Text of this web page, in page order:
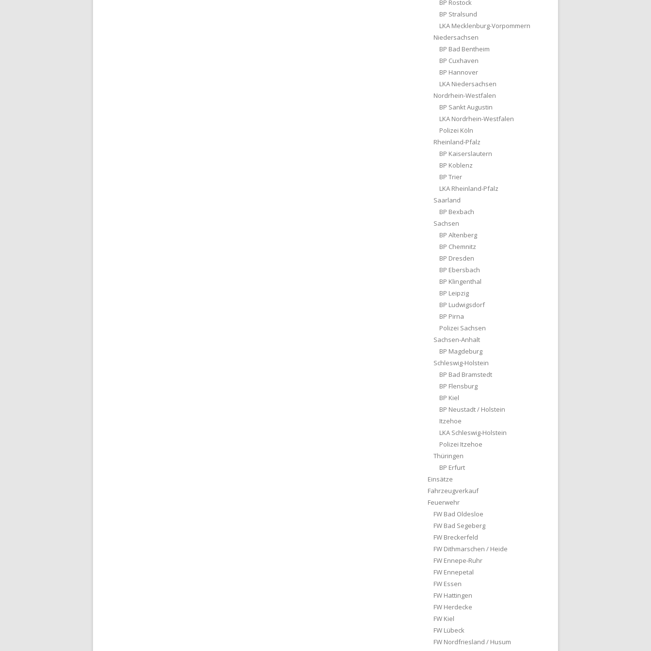
BP Rostock
BP Stralsund
LKA Mecklenburg-Vorpommern
Niedersachsen
BP Bad Bentheim
BP Cuxhaven
BP Hannover
LKA Niedersachsen
Nordrhein-Westfalen
BP Sankt Augustin
LKA Nordrhein-Westfalen
Polizei Köln
Rheinland-Pfalz
BP Kaiserslautern
BP Koblenz
BP Trier
LKA Rheinland-Pfalz
Saarland
BP Bexbach
Sachsen
BP Altenberg
BP Chemnitz
BP Dresden
BP Ebersbach
BP Klingenthal
BP Leipzig
BP Ludwigsdorf
BP Pirna
Polizei Sachsen
Sachsen-Anhalt
BP Magdeburg
Schleswig-Holstein
BP Bad Bramstedt
BP Flensburg
BP Kiel
BP Neustadt / Holstein
Itzehoe
LKA Schleswig-Holstein
Polizei Itzehoe
Thüringen
BP Erfurt
Einsätze
Fahrzeugverkauf
Feuerwehr
FW Bad Oldesloe
FW Bad Segeberg
FW Breckerfeld
FW Dithmarschen / Heide
FW Ennepe-Ruhr
FW Ennepetal
FW Essen
FW Hattingen
FW Herdecke
FW Kiel
FW Lübeck
FW Nordfriesland / Husum